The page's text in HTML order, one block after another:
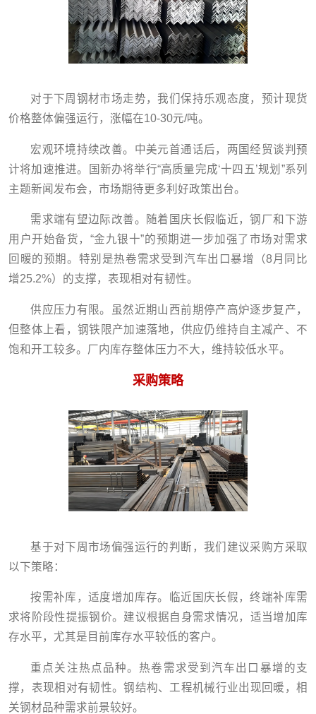
对于下周钢材市场走势，我们保持乐观态度，预计现货
价格整体偏强运行，涨幅在10-30元/吨。
宏观环境持续改善。中美元首通话后，两国经贸谈判预
计将加速推进。国新办将举行“高质量完成‘十四五’规划”系列
主题新闻发布会，市场期待更多利好政策出台。
需求端有望边际改善。随着国庆长假临近，钢厂和下游
用户开始备货，“金九银十”的预期进一步加强了市场对需求
回暖的预期。特别是热卷需求受到汽车出口暴增（8月同比
增25.2%）的支撑，表现相对有韧性。
供应压力有限。虽然近期山西前期停产高炉逐步复产，
但整体上看，钢铁限产加速落地，供应仍维持自主减产、不
饱和开工较多。厂内库存整体压力不大，维持较低水平。
采购策略
基于对下周市场偏强运行的判断，我们建议采购方采取
以下策略：
按需补库，适度增加库存。临近国庆长假，终端补库需
求将阶段性提振钢价。建议根据自身需求情况，适当增加库
存水平，尤其是目前库存水平较低的客户。
重点关注热点品种。热卷需求受到汽车出口暴增的支
撑，表现相对有韧性。钢结构、工程机械行业出现回暖，相
关钢材品种需求前景较好。